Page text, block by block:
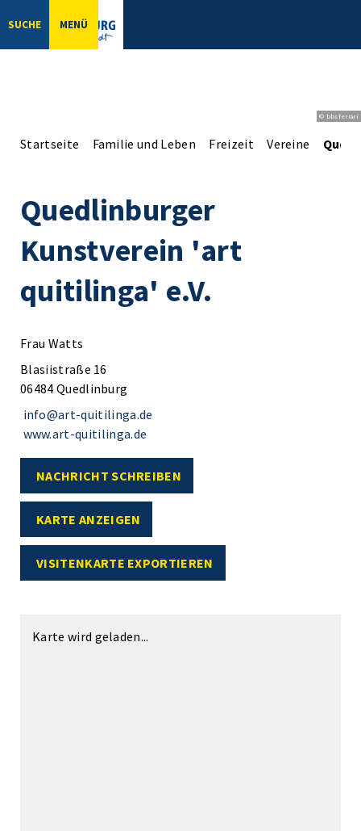
SUCHE MENÜ
© bbsferrari
Startseite Familie und Leben Freizeit Vereine
Quedlinburger
Kunstverein 'art
quitilinga' e.V.
Frau Watts
Blasiistraße 16
06484 Quedlinburg
info@art-quitilinga.de
www.art-quitilinga.de
NACHRICHT SCHREIBEN
KARTE ANZEIGEN
VISITENKARTE EXPORTIEREN
Karte wird geladen...